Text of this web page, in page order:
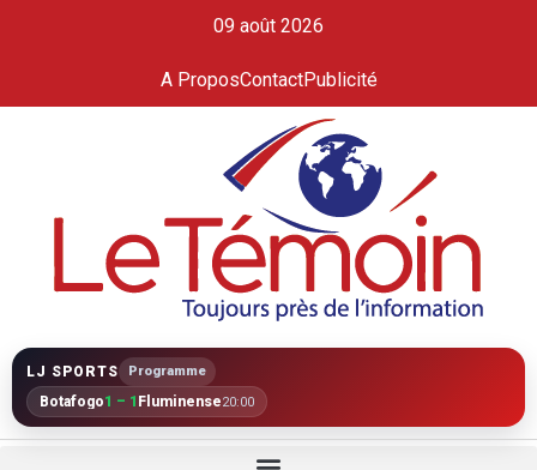
09 août 2026
A ProposContactPublicité
LJ SPORTS Programme
Botafogo1 – 1 Fluminense20:00